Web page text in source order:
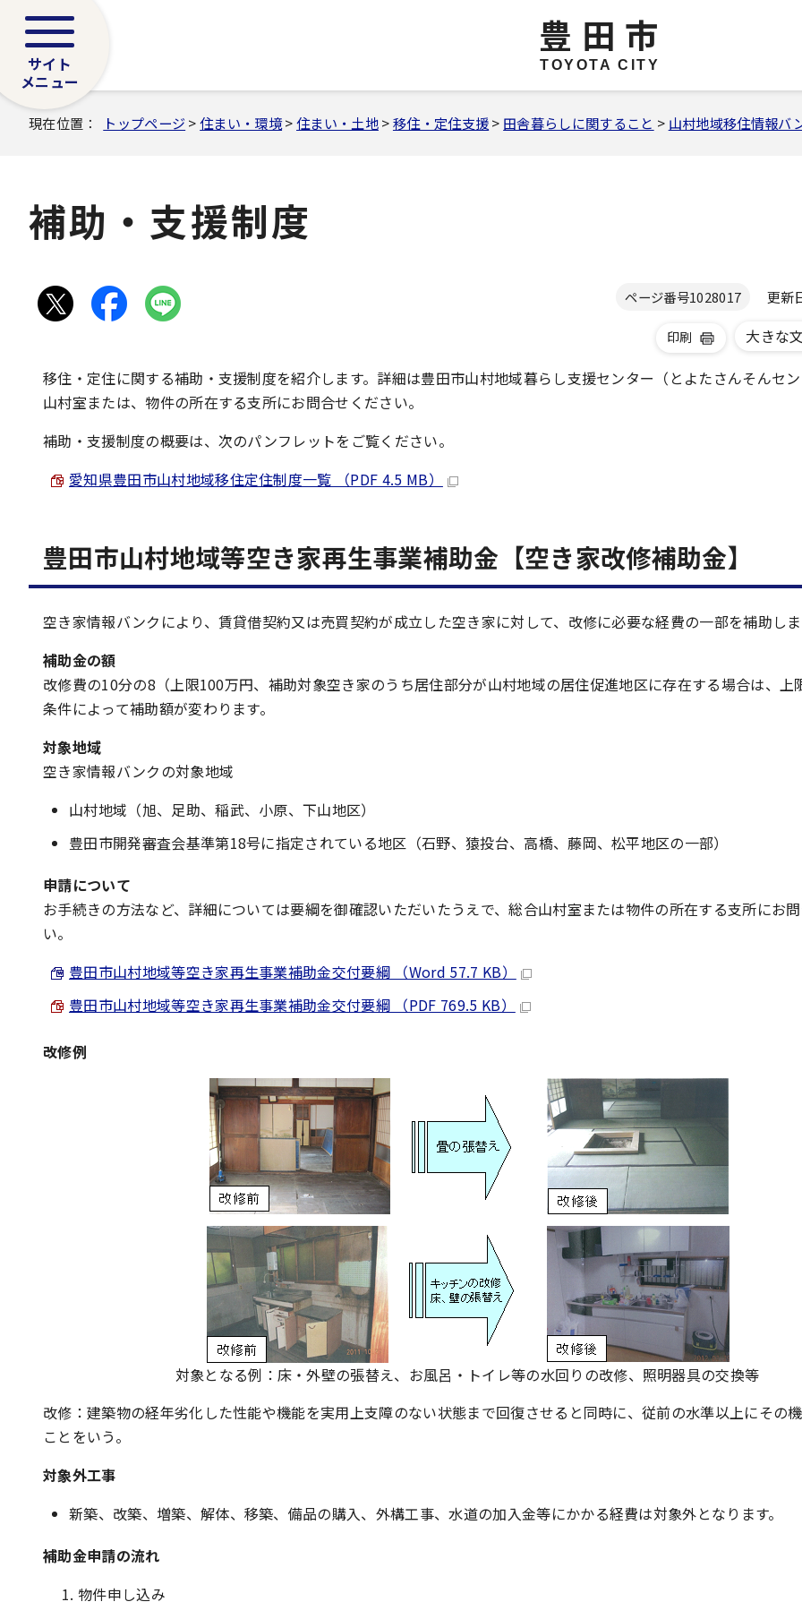
豊田市
TOYOTA CITY
サイト
メニュー
現在位置： トップページ >住まい・環境>住まい・土地>移住・定住支援> 田舎暮らしに関すること > 山村地域移住情報バ
補助・支援制度
ページ番号1028017 更新
印刷
大きな
移住・定住に関する補助・支援制度を紹介します。詳細は豊田市山村地域暮らし支援センター（とよたさんそんセ
山村室または、物件の所在する支所にお問合せください。
補助・支援制度の概要は、次のパンフレットをご覧ください。
愛知県豊田市山村地域移住定住制度一覧 （PDF 4.5 MB）
豊田市山村地域等空き家再生事業補助金【空き家改修補助金】
空き家情報バンクにより、賃貸借契約又は売買契約が成立した空き家に対して、改修に必要な経費の一部を補助しま
補助金の額
改修費の10分の8（上限100万円、補助対象空き家のうち居住部分が山村地域の居住促進地区に存在する場合は、上
条件によって補助額が変わります。
対象地域
空き家情報バンクの対象地域
山村地域（旭、足助、稲武、小原、下山地区）
豊田市開発審査会基準第18号に指定されている地区（石野、猿投台、高橋、藤岡、松平地区の一部）
申請について
お手続きの方法など、詳細については要綱を御確認いただいたうえで、総合山村室または物件の所在する支所にお
い。
豊田市山村地域等空き家再生事業補助金交付要綱 （Word 57.7 KB）
豊田市山村地域等空き家再生事業補助金交付要綱 （PDF 769.5 KB）
改修例
対象となる例：床・外壁の張替え、お風呂・トイレ等の水回りの改修、照明器具の交換等
改修：建築物の経年劣化した性能や機能を実用上支障のない状態まで回復させると同時に、従前の水準以上にその
ことをいう。
対象外工事
新築、改築、増築、解体、移築、備品の購入、外構工事、水道の加入金等にかかる経費は対象外となります。
補助金申請の流れ
物件申し込み